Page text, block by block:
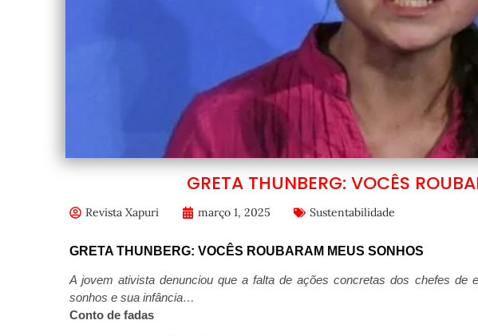
GRETA THUNBERG: VOCÊS
Revista Xapuri março 1, 2025 Sustentabilidade
GRETA THUNBERG: VOCÊS ROUBARAM MEUS SONHOS
A jovem ativista denunciou que a falta de ações concretas dos chefes de
sonhos e sua infância…
Conto de fadas